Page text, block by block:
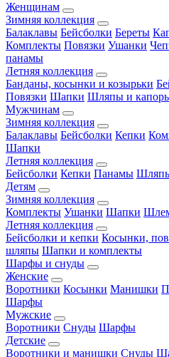
Женщинам
Зимняя коллекция
Балаклавы Бейсболки Береты
Комплекты Повязки Ушанки
панамы
Летняя коллекция
Банданы, косынки и козырьки
Повязки Шапки Шляпы и
Мужчинам
Зимняя коллекция
Балаклавы Бейсболки Кепки
Шапки
Летняя коллекция
Бейсболки Кепки Панамы
Детям
Зимняя коллекция
Комплекты Ушанки Шапки
Летняя коллекция
Бейсболки и кепки Косынки,
шляпы Шапки и комплекты
Шарфы и снуды
Женские
Воротники Косынки Манишки
Шарфы
Мужские
Воротники Снуды Шарфы
Детские
Воротники и манишки Снуды